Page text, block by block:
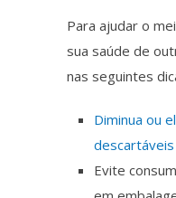
Para ajudar o
sua saúde de
nas seguintes
Diminua ou
Evite